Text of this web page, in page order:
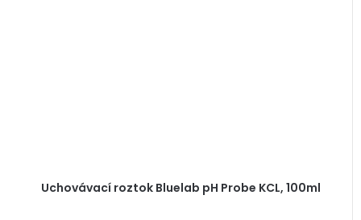
Uchovávací roztok Bluelab pH Probe KCL, 100ml